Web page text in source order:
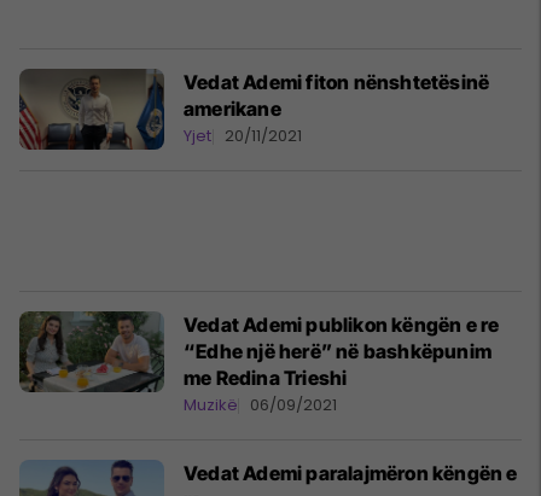
Vedat Ademi fiton nënshtetësinë
amerikane
Yjet 20/11/2021
Vedat Ademi publikon këngën e re
“Edhe një herë” në bashkëpunim
me Redina Trieshi
Muzikë 06/09/2021
Vedat Ademi paralajmëron këngën e